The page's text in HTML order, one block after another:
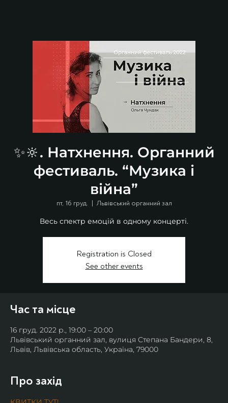
✨🔆. Натхнення. Органний
фестиваль. “Музика і
війна”
пт, 16 груд.
  |
Львівський органний зал
Весь спектр емоцій в одному концерті.
Registration is Closed
See other events
Час та місце
16 груд. 2022 р., 19:00 – 20:00
Львівський органний зал, вулиця Степана Бандери, 8,
Львів, Львівська область, Україна, 79000
Про захід